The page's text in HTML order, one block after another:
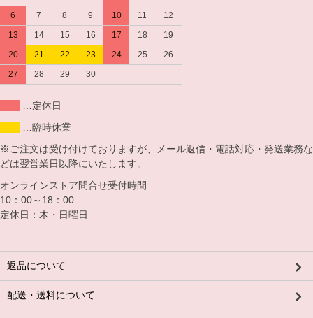
6
7 8 9 10 11
12
13
14 15 16 17 18
19
20
21 22 23 24 25
26
27
28 29 30
…定休日
…臨時休業
※ご注文は受け付けておりますが、メール返信・電話対応・発送業務な
どは翌営業日以降にいたします。
オンラインストア問合せ受付時間
10：00～18：00
定休日：木・日曜日
返品について
配送・送料について